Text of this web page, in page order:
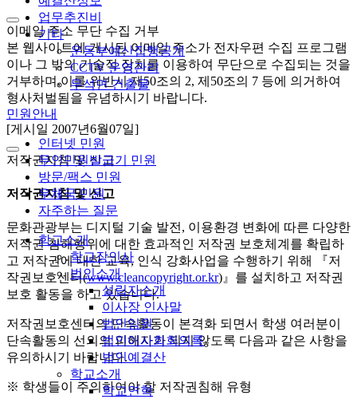
업무추진비
기타
운동부예산집행공개
CCTV 운영관리
무석면 건출물
민원안내
인터넷 민원
무인민원발급기 민원
방문/팩스 민원
우체국 민원
자주하는 질문
학교소개
학교장인사
법인소개
설립자소개
이사장 인사말
법인임원
법인이사회회의록
법인예결산
학교소개
학교연혁
이메일 주소 무단 수집 거부
본 웹사이트에 게시된 이메일 주소가 전자우편 수집 프로그램
이나 그 밖의 기술적 장치를 이용하여 무단으로 수집되는 것을
거부하며,이를 위반시 제50조의 2, 제50조의 7 등에 의거하여
형사처벌됨을 유념하시기 바랍니다.
[게시일 2007년6월07일]
저작권지침 및 신고
저작권지침 및 신고
문화관광부는 디지털 기술 발전, 이용환경 변화에 따른 다양한
저작권 침해행위에 대한 효과적인 저작권 보호체계를 확립하
고 저작권에 대한 교육, 인식 강화사업을 수행하기 위해 『저
작권보호센터(www.cleancopyright.or.kr)』를 설치하고 저작권
보호 활동을 하고 있습니다.
저작권보호센터의 단속활동이 본격화 되면서 학생 여러분이
단속활동의 선의의 피해자가 되지 않도록 다음과 같은 사항을
유의하시기 바랍니다.
※ 학생들이 주의하여야 할 저작권침해 유형